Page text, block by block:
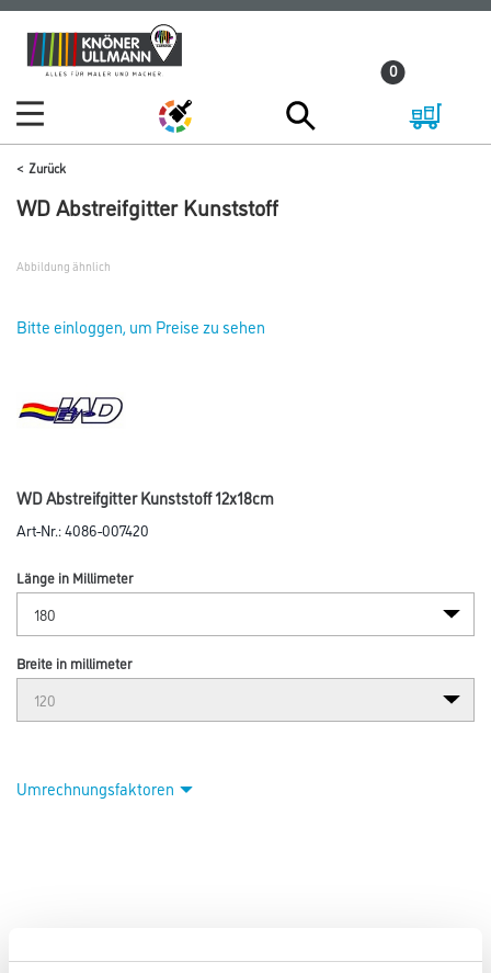
Zum
Inhalt
Zum
Navigationsmenü
0
Zurück
WD Abstreifgitter Kunststoff
Abbildung ähnlich
Bitte einloggen, um Preise zu sehen
WD Abstreifgitter Kunststoff 12x18cm
Art-Nr.:4086-007420
Länge in Millimeter
Breite in millimeter
Umrechnungsfaktoren